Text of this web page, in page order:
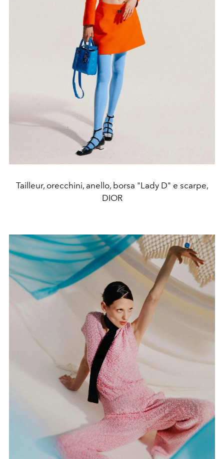
Tailleur, orecchini, anello, borsa "Lady D" e scarpe,
DIOR